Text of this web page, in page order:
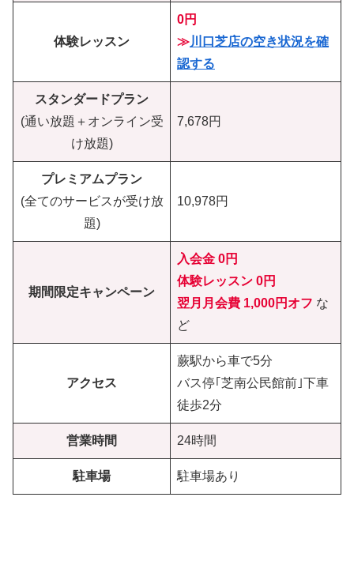
体験レッスン
0円
≫川口芝店の空き状況を確
認する
スタンダードプラン
(通い放題＋オンライン受
け放題)
7,678円
プレミアムプラン
(全てのサービスが受け放
題)
10,978円
期間限定キャンペーン
入会金 0円
体験レッスン 0円
翌月月会費 1,000円オフ な
ど
アクセス
蕨駅から車で5分
バス停｢芝南公民館前｣下車
徒歩2分
営業時間 24時間
駐車場 駐車場あり